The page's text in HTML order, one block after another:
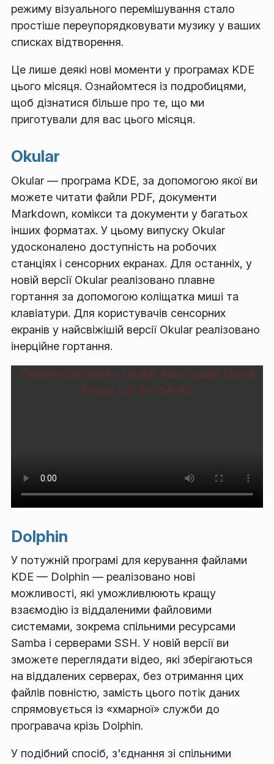
режиму візуального перемішування стало
простіше переупорядковувати музику у ваших
списках відтворення.
Це лише деякі нові моменти у програмах KDE
цього місяця. Ознайомтеся із подробицями,
щоб дізнатися більше про те, що ми
приготували для вас цього місяця.
Okular
Okular — програма KDE, за допомогою якої ви
можете читати файли PDF, документи
Markdown, комікси та документи у багатьох
інших форматах. У цьому випуску Okular
удосконалено доступність на робочих
станціях і сенсорних екранах. Для останніх, у
новій версії Okular реалізовано плавне
гортання за допомогою коліщатка миші та
клавіатури. Для користувачів сенсорних
екранів у найсвіжішій версії Okular реалізовано
інерційне гортання.
Плавне гортання у Okular. Ілюстрація: David
Revoy, CC-BY-SA-4.0
Dolphin
У потужній програмі для керування файлами
KDE — Dolphin — реалізовано нові
можливості, які уможливлюють кращу
взаємодію із віддаленими файловими
системами, зокрема спільними ресурсами
Samba і серверами SSH. У новій версії ви
зможете переглядати відео, які зберігаються
на віддалених серверах, без отримання цих
файлів повністю, замість цього потік даних
спрямовується із «хмарної» служби до
програвача крізь Dolphin.
У подібний спосіб, з'єднання зі спільними